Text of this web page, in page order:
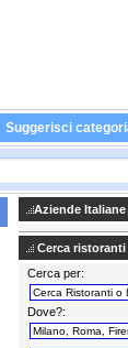
Suggerisci
Aziende
Cerca
Cerca per:
Dove?: